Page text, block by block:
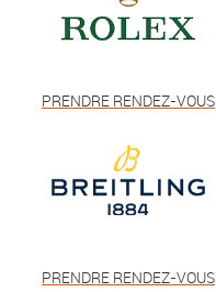
PRENDRE RENDEZ-VOUS
PRENDRE RENDEZ-VOUS